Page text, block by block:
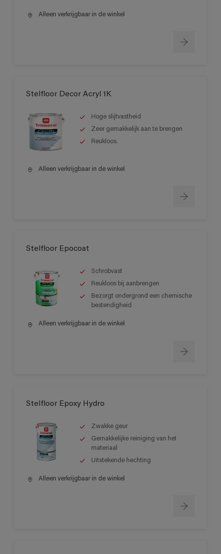
Alleen verkrijgbaar in de winkel
Stelfloor Decor Acryl 1K
Hoge slijtvastheid
Zeer gemakkelijk aan te brengen
Reukloos.
Alleen verkrijgbaar in de winkel
Stelfloor Epocoat
Schrobvast
Reukloos bij aanbrengen
Bezorgt ondergrond een chemische
bestendigheid
Alleen verkrijgbaar in de winkel
Stelfloor Epoxy Hydro
Zwakke geur
Gemakkelijke reiniging van het
materiaal
Uitstekende hechting
Alleen verkrijgbaar in de winkel